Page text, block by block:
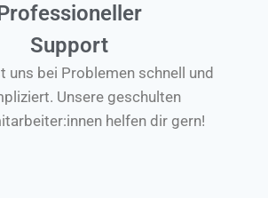
Support
uns bei Problemen schnell und
Unsere geschulten
helfen dir gern!